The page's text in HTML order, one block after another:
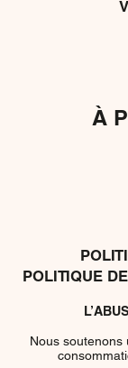
À
POLITIQUE
Nous soutenons